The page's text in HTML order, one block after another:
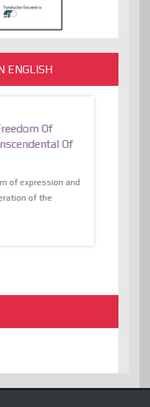
ENGLISH
Of
Of
of expression and
of the